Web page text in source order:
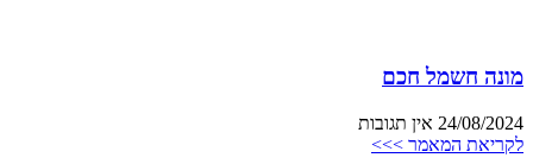
מונה חשמל חכם
24/08/2024 אין תגובות
לקריאת המאמר >>>